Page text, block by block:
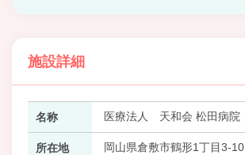
施設詳細
名称 医療法人 天和会 松田病院
所在地 岡山県倉敷市鶴形1丁目3-10